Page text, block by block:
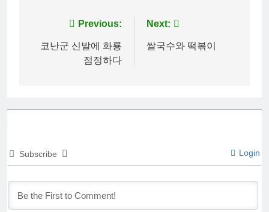
navigation
Previous:
코난군 신발에 화룡
점정하다
Next:
쌀국수와 떡볶이
Subscribe Login